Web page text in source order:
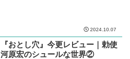
2024.10.07
『おとし穴』今更レビュー｜勅使
河原宏のシュールな世界②